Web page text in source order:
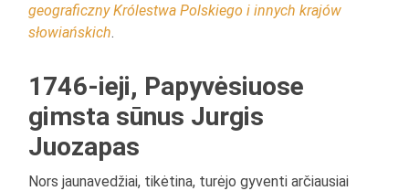
geograficzny Królestwa Polskiego i innych krajów
słowiańskich.
1746-ieji, Papyvėsiuose
gimsta sūnus Jurgis
Juozapas
Nors jaunavedžiai, tikėtina, turėjo gyventi arčiausiai